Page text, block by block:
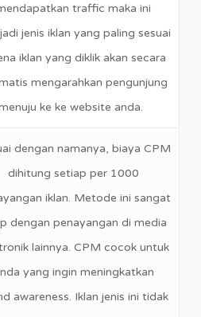
traffic maka ini
jenis iklan yang paling sesuai
iklan yang diklik akan secara
mengarahkan pengunjung
ke ke website anda.
dengan namanya, biaya CPM
dihitung setiap per 1000
iklan. Metode ini sangat
dengan penayangan di media
lainnya. CPM cocok untuk
yang ingin meningkatkan
awareness. Iklan jenis ini tidak